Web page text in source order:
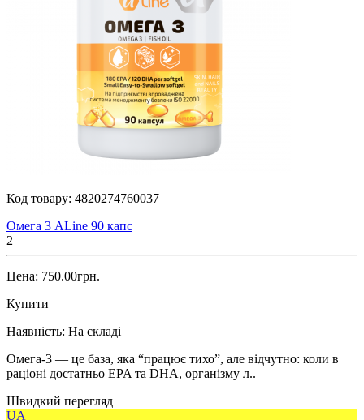
Код товару: 4820274760037
Омега 3 ALine 90 капс
2
Цена: 750.00грн.
Купити
Наявність: На складі
Омега-3 — це база, яка “працює тихо”, але відчутно: коли в
раціоні достатньо EPA та DHA, організму л..
Швидкий перегляд
UA